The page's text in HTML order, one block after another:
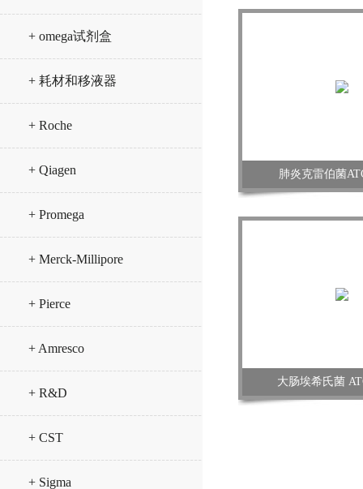
+ omega试剂盒
+ 耗材和移液器
+ Roche
+ Qiagen
+ Promega
+ Merck-Millipore
+ Pierce
+ Amresco
+ R&D
+ CST
+ Sigma
肺炎克雷伯菌
大肠埃希氏菌